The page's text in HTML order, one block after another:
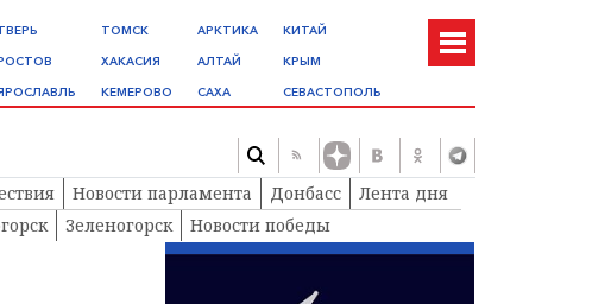
ТОМСК
ХАКАСИЯ
КЕМЕРОВО
АРКТИКА
АЛТАЙ
САХА
КИТАЙ
КРЫМ
СЕВАСТОПОЛЬ
Новости парламента Донбасс
Лента дня
Зеленогорск
Новости победы